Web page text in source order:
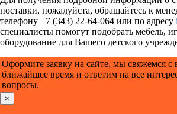
поставки, пожалуйста, обращайтесь к
телефону +7 (343) 22-64-064 или по адресу
специалисты помогут подобрать мебель,
оборудование для Вашего детского
Оформите заявку на сайте, мы свяжемся с
ближайшее время и ответим на все
вопросы.
×